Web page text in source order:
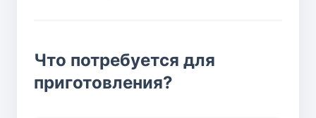
Что потребуется для
приготовления?